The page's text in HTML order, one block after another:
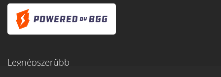
Legnépszerűbb